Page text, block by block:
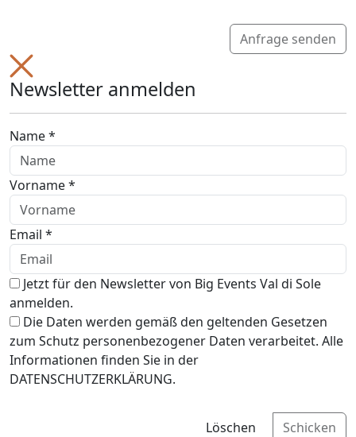
Anfrage senden
Newsletter anmelden
Name *
Vorname *
Email *
Jetzt für den Newsletter von Big Events Val di Sole
anmelden.
Die Daten werden gemäß den geltenden Gesetzen
zum Schutz personenbezogener Daten verarbeitet. Alle
Informationen finden Sie in der
DATENSCHUTZERKLÄRUNG.
Löschen
Schicken